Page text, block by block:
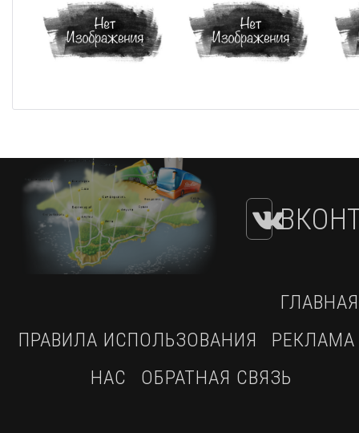
ГЛАВНАЯ
ПРАВИЛА ИСПОЛЬЗОВАНИЯ
РЕКЛАМА
НАС
ОБРАТНАЯ СВЯЗЬ